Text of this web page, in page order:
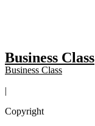
Business Class
Business Class
|
Copyright